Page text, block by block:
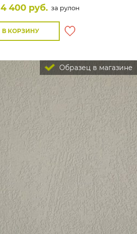
4 400 руб. за рулон
В КОРЗИНУ
Образец в магазине